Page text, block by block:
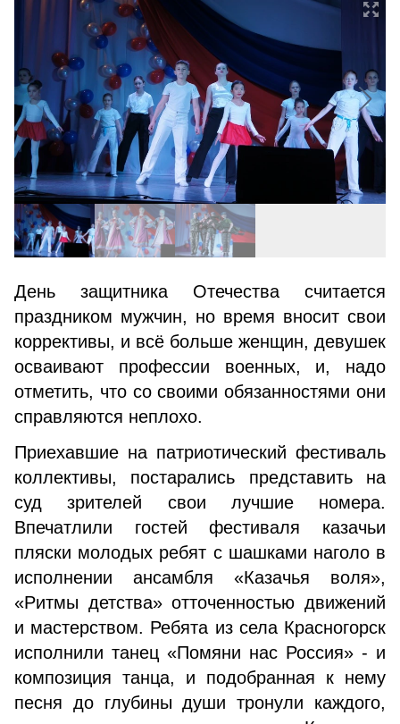
День защитника Отечества считается
праздником мужчин, но время вносит свои
коррективы, и всё больше женщин, девушек
осваивают профессии военных, и, надо
отметить, что со своими обязанностями они
справляются неплохо.
Приехавшие на патриотический фестиваль
коллективы, постарались представить на
суд зрителей свои лучшие номера.
Впечатлили гостей фестиваля казачьи
пляски молодых ребят с шашками наголо в
исполнении ансамбля «Казачья воля»,
«Ритмы детства» отточенностью движений
и мастерством. Ребята из села Красногорск
исполнили танец «Помяни нас Россия» - и
композиция танца, и подобранная к нему
песня до глубины души тронули каждого,